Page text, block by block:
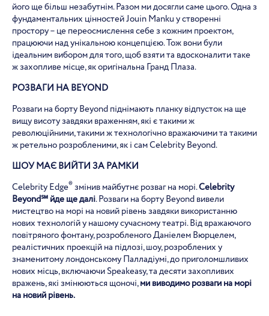
його ще більш незабутнім. Разом ми досягли саме цього. Одна з
фундаментальних цінностей Jouin Manku у створенні
простору – це переосмислення себе з кожним проектом,
працюючи над унікальною концепцією. Тож вони були
ідеальним вибором для того, щоб взяти та вдосконалити таке
ж захопливе місце, як оригінальна Гранд Плаза.
РОЗВАГИ НАBEYOND
Розваги на борту Beyond піднімають планку відпусток на ще
вищу висоту завдяки враженням, які є такими ж
революційними, такими ж технологічно вражаючими та такими
ж ретельно розробленими, як і сам Celebrity Beyond.
ШОУ МАЄ ВИЙТИ ЗА РАМКИ
Celebrity Edge®змінив майбутнє розваг на морі.Celebrity
Beyond℠ йде ще далі. Розваги на борту Beyond вивели
мистецтво на морі на новий рівень завдяки використанню
нових технологій у нашому сучасному театрі. Від вражаючого
повітряного фонтану, розробленого Даніелем Вюрцелем,
реалістичних проекцій на підлозі, шоу, розроблених у
знаменитому лондонському Палладіумі, до приголомшливих
нових місць, включаючи Speakeasy, та десяти захопливих
вражень, які змінюються щоночі,ми виводимо розваги на морі
на новий рівень.